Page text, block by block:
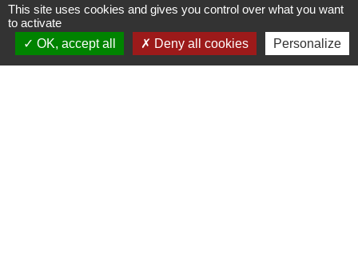
This site uses cookies and gives you control over what you want
to activate
OK, accept all
Deny all cookies Personalize